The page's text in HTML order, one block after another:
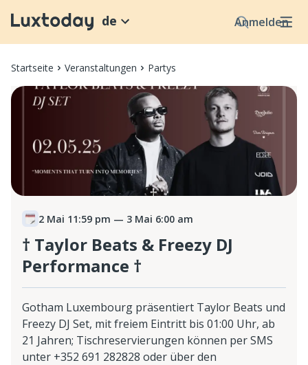
Anmelden
de
Startseite Veranstaltungen Partys
2 Mai 11:59 pm — 3 Mai 6:00 am
† Taylor Beats & Freezy DJ
Performance †
Gotham Luxembourg präsentiert Taylor Beats und
Freezy DJ Set, mit freiem Eintritt bis 01:00 Uhr, ab
21 Jahren; Tischreservierungen können per SMS
unter +352 691 282828 oder über den